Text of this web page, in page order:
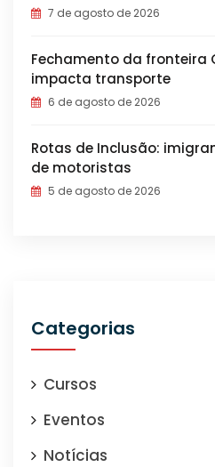
7 de agosto de 2026
Fechamento da fronteira
impacta transporte
6 de agosto de 2026
Rotas de Inclusão:
de motoristas
5 de agosto de 2026
Categorias
Cursos
Eventos
Notícias